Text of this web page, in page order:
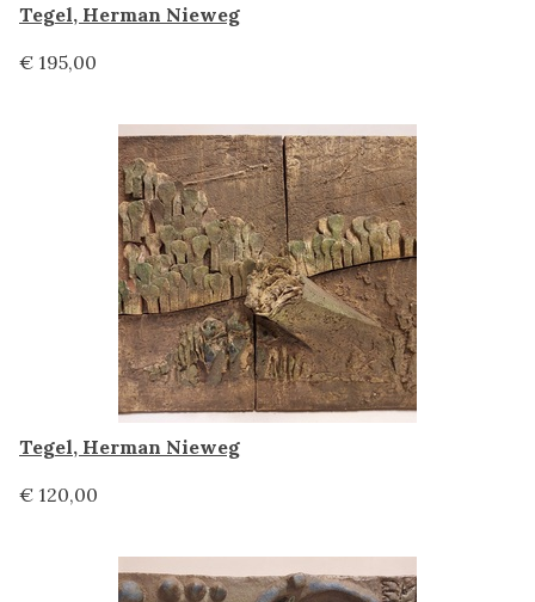
Tegel, Herman Nieweg
€ 195,00
Tegel, Herman Nieweg
€ 120,00